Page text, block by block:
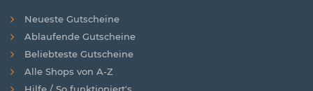
Neueste Gutscheine
Ablaufende Gutscheine
Beliebteste Gutscheine
Alle Shops von A-Z